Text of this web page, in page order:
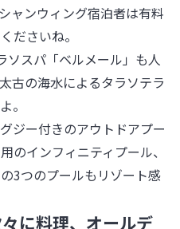
ャンウィング宿泊者は有料
ださいね。
ソスパ「ベルメール」も人
古の海水によるタラソテラ
。
ジー付きのアウトドアプー
のインフィニティプール、
3つのプールもリゾート感
に料理、オールデ